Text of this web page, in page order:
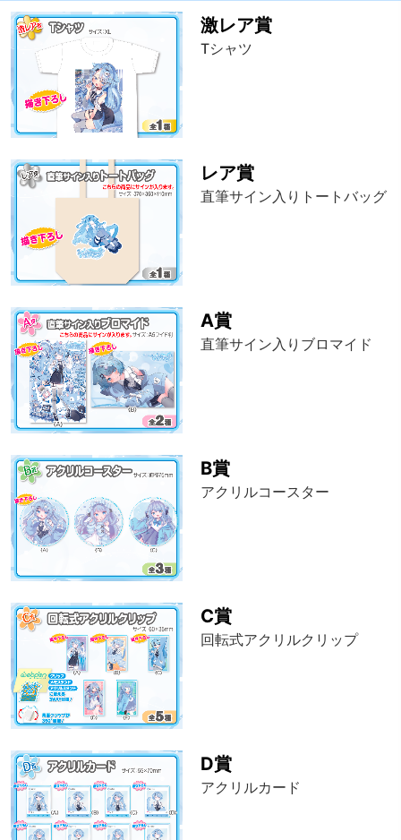
激レア賞
Tシャツ
レア賞
直筆サイン入りトートバッグ
A賞
直筆サイン入りブロマイド
B賞
アクリルコースター
C賞
回転式アクリルクリップ
D賞
アクリルカード